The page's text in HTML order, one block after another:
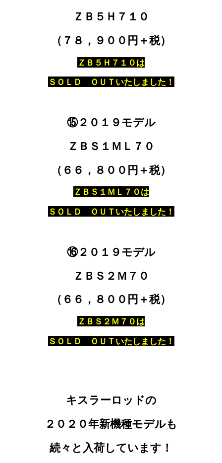
ＺＢ５Ｈ７１０
（７８，９００円＋税）
ＺＢ５Ｈ７１０は
ＳＯＬＤ ＯＵＴいたしました！
⑮２０１９モデル
ＺＢＳ１ＭＬ７０
（６６，８００円＋税）
ＺＢＳ１ＭＬ７０は
ＳＯＬＤ ＯＵＴいたしました！
⑯２０１９モデル
ＺＢＳ２Ｍ７０
（６６，８００円＋税）
ＺＢＳ２Ｍ７０は
ＳＯＬＤ ＯＵＴいたしました！
キスラーロッドの
２０２０年新機種モデルも
続々と入荷しています！